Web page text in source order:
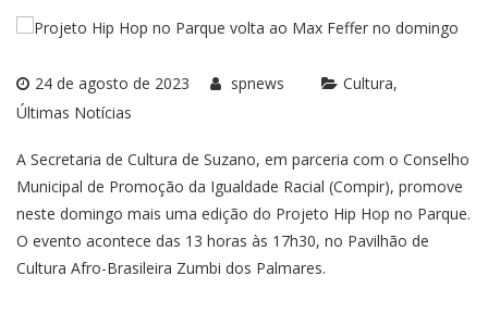
24 de agosto de 2023 spnews
Cultura
Últimas Notícias
A Secretaria de Cultura de Suzano, em parceria com o Conselho
Municipal de Promoção da Igualdade Racial (Compir), promove
neste domingo mais uma edição do Projeto Hip Hop no Parque.
O evento acontece das 13 horas às 17h30, no Pavilhão de
Cultura Afro-Brasileira Zumbi dos Palmares.